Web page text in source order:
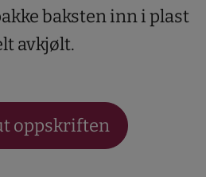
baksten inn i plast
avkjølt.
oppskriften